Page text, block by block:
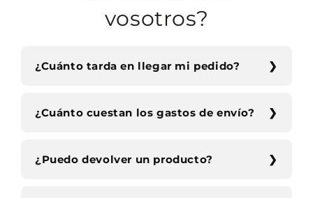
vosotros?
¿Cuánto tarda en llegar mi pedido?
¿Cuánto cuestan los gastos de envío?
¿Puedo devolver un producto?